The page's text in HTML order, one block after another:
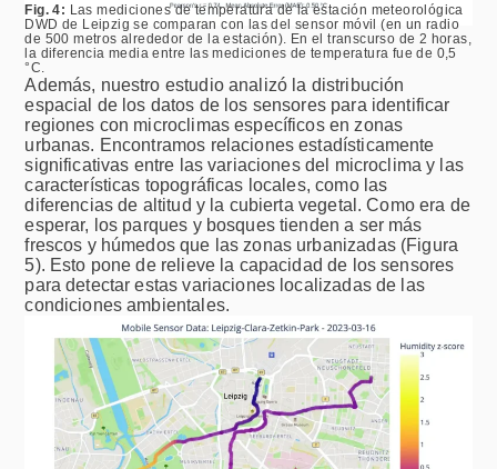
Fig. 4: Las mediciones de temperatura de la estación meteorológica
DWD de Leipzig se comparan con las del sensor móvil (en un radio
de 500 metros alrededor de la estación). En el transcurso de 2 horas,
la diferencia media entre las mediciones de temperatura fue de 0,5
°C.
Además, nuestro estudio analizó la distribución
espacial de los datos de los sensores para identificar
regiones con microclimas específicos en zonas
urbanas. Encontramos relaciones estadísticamente
significativas entre las variaciones del microclima y las
características topográficas locales, como las
diferencias de altitud y la cubierta vegetal. Como era de
esperar, los parques y bosques tienden a ser más
frescos y húmedos que las zonas urbanizadas (Figura
5). Esto pone de relieve la capacidad de los sensores
para detectar estas variaciones localizadas de las
condiciones ambientales.